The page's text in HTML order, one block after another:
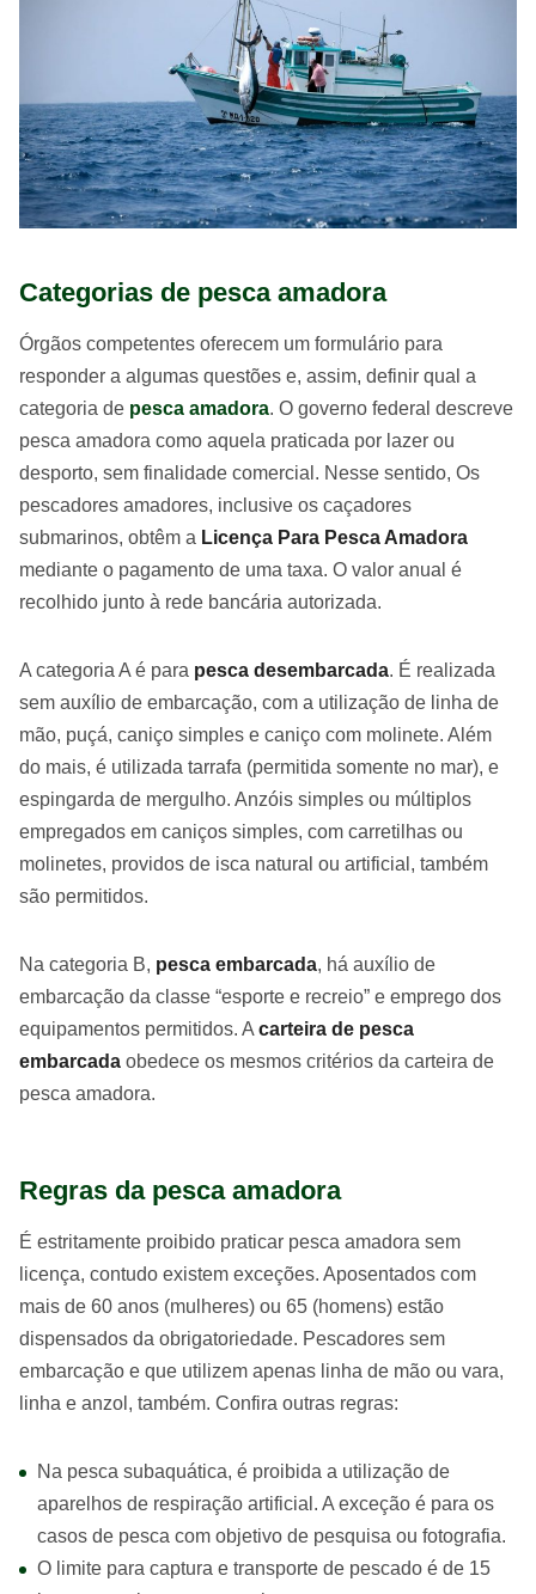
Categorias de pesca amadora
Órgãos competentes oferecem um formulário para
responder a algumas questões e, assim, definir qual a
categoria de pesca amadora. O governo federal descreve
pesca amadora como aquela praticada por lazer ou
desporto, sem finalidade comercial. Nesse sentido, Os
pescadores amadores, inclusive os caçadores
submarinos, obtêm a Licença Para Pesca Amadora
mediante o pagamento de uma taxa. O valor anual é
recolhido junto à rede bancária autorizada.
A categoria A é para pesca desembarcada. É realizada
sem auxílio de embarcação, com a utilização de linha de
mão, puçá, caniço simples e caniço com molinete. Além
do mais, é utilizada tarrafa (permitida somente no mar), e
espingarda de mergulho. Anzóis simples ou múltiplos
empregados em caniços simples, com carretilhas ou
molinetes, providos de isca natural ou artificial, também
são permitidos.
Na categoria B, pesca embarcada, há auxílio de
embarcação da classe “esporte e recreio” e emprego dos
equipamentos permitidos. A carteira de pesca
embarcada obedece os mesmos critérios da carteira de
pesca amadora.
Regras da pesca amadora
É estritamente proibido praticar pesca amadora sem
licença, contudo existem exceções. Aposentados com
mais de 60 anos (mulheres) ou 65 (homens) estão
dispensados da obrigatoriedade. Pescadores sem
embarcação e que utilizem apenas linha de mão ou vara,
linha e anzol, também. Confira outras regras:
Na pesca subaquática, é proibida a utilização de
aparelhos de respiração artificial. A exceção é para os
casos de pesca com objetivo de pesquisa ou fotografia.
O limite para captura e transporte de pescado é de 15